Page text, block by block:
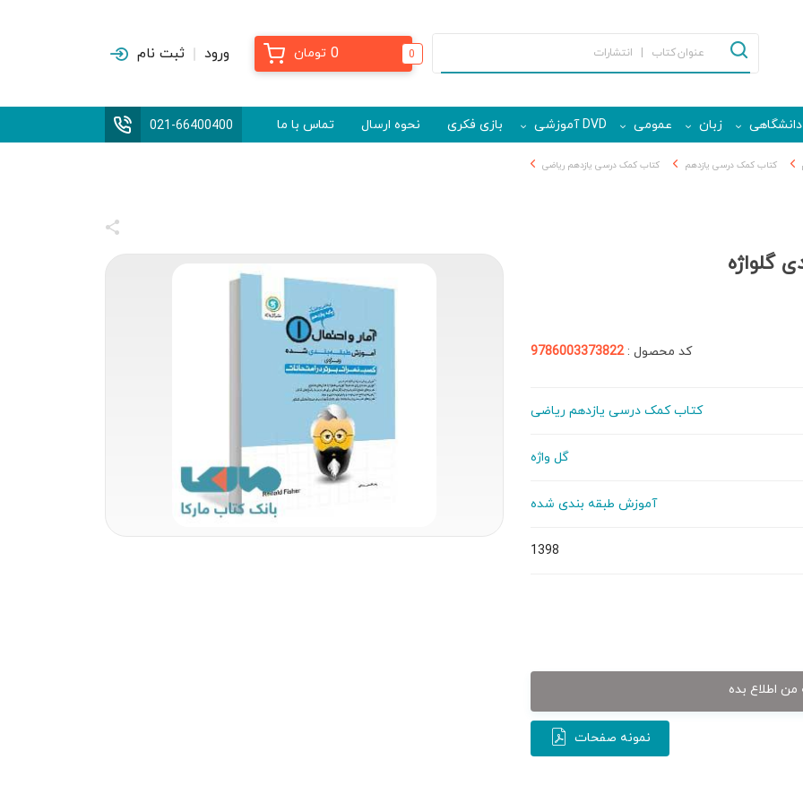
0
0 تومان ورود ثبت نام
دانشگاهی زبان عمومی DVD آموزشی بازی فکری نحوه ارسال تماس با ما 021-66400400
کتاب کمک درسی یازدهم کتاب کمک درسی یازدهم ریاضی
گلواژه
کد محصول :9786003373822
کتاب کمک درسی یازدهم ریاضی
گل واژه
آموزش طبقه بندی شده
1398
اطلاع بده
نمونه صفحات